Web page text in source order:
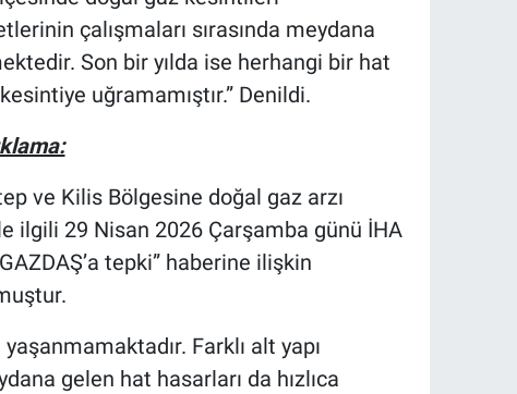
çalışmaları sırasında meydana
Son bir yılda ise herhangi bir hat
uğramamıştır.” Denildi.
ve Kilis Bölgesine doğal gaz arzı
ilgili 29 Nisan 2026 Çarşamba günü İHA
tepki” haberine ilişkin
Farklı alt yapı
gelen hat hasarları da hızlıca